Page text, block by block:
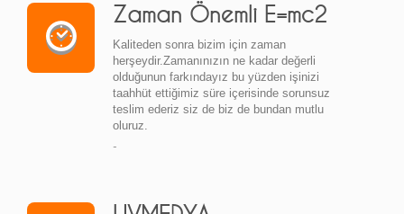
Zaman Önemli E=mc2
Kaliteden sonra bizim için zaman
herşeydir.Zamanınızın ne kadar değerli
olduğunun farkındayız bu yüzden işinizi
taahhüt ettiğimiz süre içerisinde sorunsuz
teslim ederiz siz de biz de bundan mutlu
oluruz.
-